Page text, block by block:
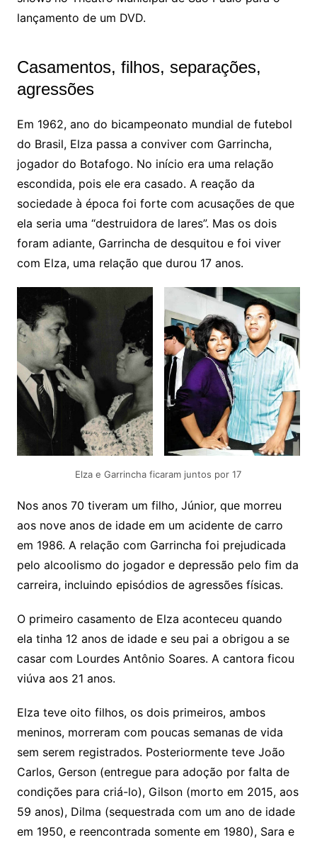
lançamento de um DVD.
Casamentos, filhos, separações,
agressões
Em 1962, ano do bicampeonato mundial de futebol
do Brasil, Elza passa a conviver com Garrincha,
jogador do Botafogo. No início era uma relação
escondida, pois ele era casado. A reação da
sociedade à época foi forte com acusações de que
ela seria uma “destruidora de lares”. Mas os dois
foram adiante, Garrincha de desquitou e foi viver
com Elza, uma relação que durou 17 anos.
Elza e Garrincha ficaram juntos por 17
Nos anos 70 tiveram um filho, Júnior, que morreu
aos nove anos de idade em um acidente de carro
em 1986. A relação com Garrincha foi prejudicada
pelo alcoolismo do jogador e depressão pelo fim da
carreira, incluindo episódios de agressões físicas.
O primeiro casamento de Elza aconteceu quando
ela tinha 12 anos de idade e seu pai a obrigou a se
casar com Lourdes Antônio Soares. A cantora ficou
viúva aos 21 anos.
Elza teve oito filhos, os dois primeiros, ambos
meninos, morreram com poucas semanas de vida
sem serem registrados. Posteriormente teve João
Carlos, Gerson (entregue para adoção por falta de
condições para criá-lo), Gilson (morto em 2015, aos
59 anos), Dilma (sequestrada com um ano de idade
em 1950, e reencontrada somente em 1980), Sara e